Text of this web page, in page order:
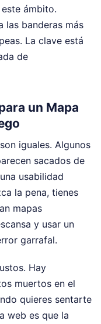
ámbito.
las banderas más
La clave está
de
un Mapa
iguales. Algunos
sacados de
usabilidad
la pena, tienes
mapas
y usar un
garrafal.
Hay
muertos en el
quieres sentarte
web es que la